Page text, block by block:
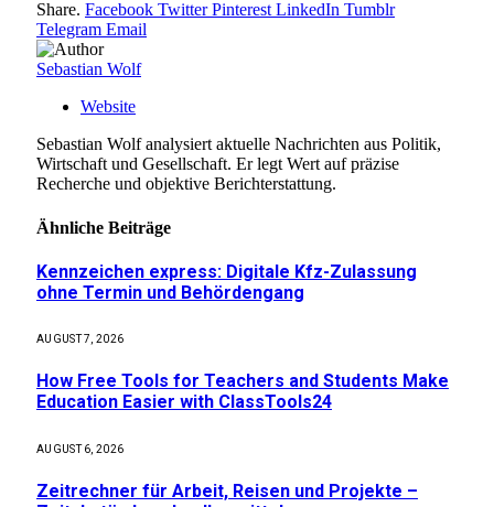
Share. Facebook Twitter Pinterest LinkedIn Tumblr
Telegram Email
Sebastian Wolf
Website
Sebastian Wolf analysiert aktuelle Nachrichten aus Politik,
Wirtschaft und Gesellschaft. Er legt Wert auf präzise
Recherche und objektive Berichterstattung.
Ähnliche Beiträge
Kennzeichen express: Digitale Kfz-Zulassung
ohne Termin und Behördengang
AUGUST 7, 2026
How Free Tools for Teachers and Students Make
Education Easier with ClassTools24
AUGUST 6, 2026
Zeitrechner für Arbeit, Reisen und Projekte –